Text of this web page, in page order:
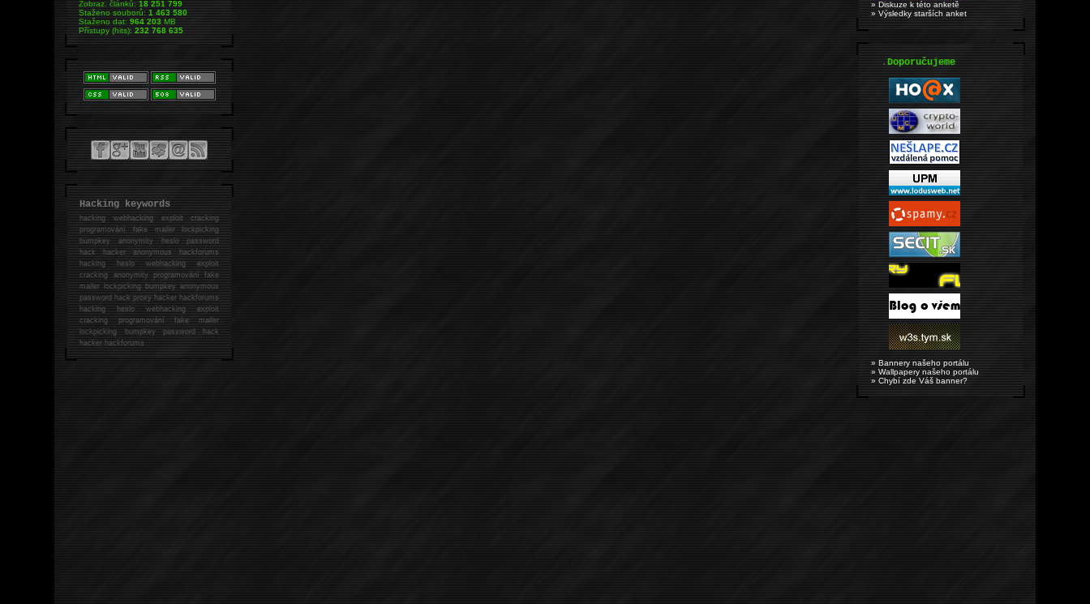
Zobraz. článků:18 251 799
Staženo souborů:1 463 580
Staženo dat:964 203MB
Přístupy (hits):232 768 635
Hacking keywords
hackingwebhacking exploit cracking
programování fake mailer lockpicking
bumpkey anonymity heslo password
hackhacker anonymous hackforums
hackingheslo webhacking exploit
cracking anonymity programování fake
mailer lockpicking bumpkey anonymous
password hack proxy hacker hackforums
hacking heslo webhacking exploit
cracking programování fake mailer
lockpicking bumpkey password hack
hackerhackforums
» Diskuze k této anketě
» Výsledky starších anket
.Doporučujeme
» Bannery našeho portálu
» Wallpapery našeho portálu
» Chybí zde Váš banner?